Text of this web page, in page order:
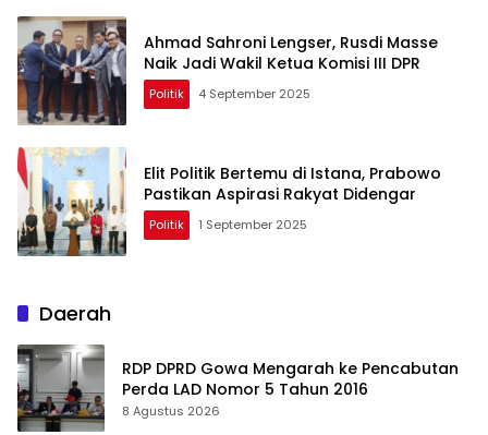
Ahmad Sahroni Lengser, Rusdi Masse
Naik Jadi Wakil Ketua Komisi III DPR
Politik 4 September 2025
Elit Politik Bertemu di Istana, Prabowo
Pastikan Aspirasi Rakyat Didengar
Politik 1 September 2025
Daerah
RDP DPRD Gowa Mengarah ke Pencabutan
Perda LAD Nomor 5 Tahun 2016
8 Agustus 2026